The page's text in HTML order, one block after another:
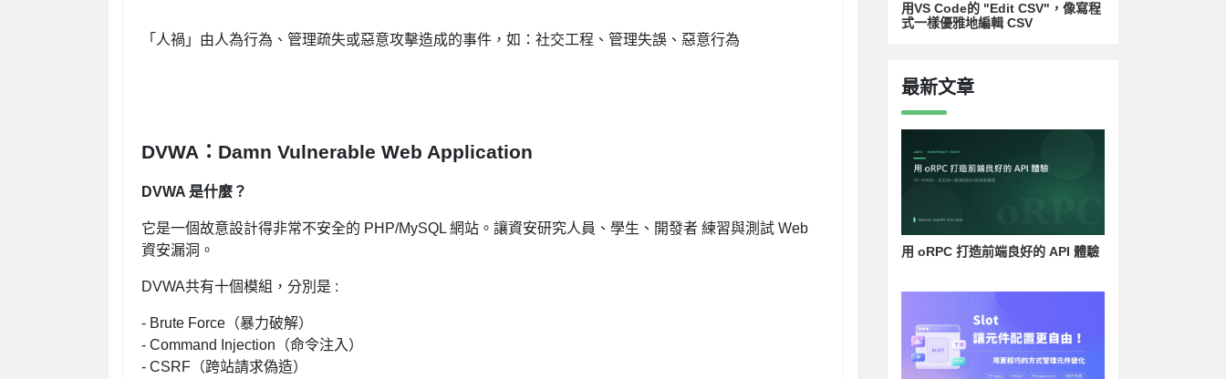
「人禍」由人為行為、管理疏失或惡意攻擊造成的事件，如：社交工程、管理失誤、惡意行為
DVWA：Damn Vulnerable Web Application
DVWA 是什麼？
它是一個故意設計得非常不安全的 PHP/MySQL 網站。讓資安研究人員、學生、開發者 練習與測試 Web
資安漏洞。
DVWA共有十個模組，分別是 :
- Brute Force（暴力破解）
- Command Injection（命令注入）
- CSRF（跨站請求偽造）
用VS Code的 "Edit CSV"，像寫程
式一樣優雅地編輯 CSV
最新文章
用 oRPC 打造前端良好的 API 體驗